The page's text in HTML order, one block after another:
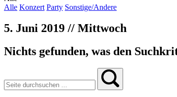
Alle Konzert Party Sonstige/Andere
5. Juni 2019 // Mittwoch
Nichts gefunden, was den